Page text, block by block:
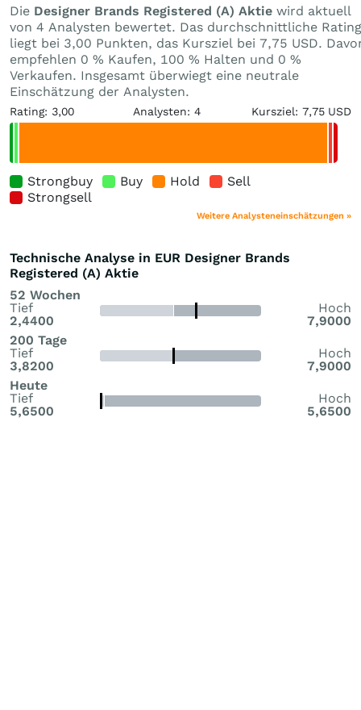
Die Designer Brands Registered (A) Aktie wird aktuell
von 4 Analysten bewertet. Das durchschnittliche Rating
liegt bei 3,00 Punkten, das Kursziel bei 7,75 USD.
empfehlen 0 % Kaufen, 100 % Halten und 0 %
Verkaufen. Insgesamt überwiegt eine neutrale
Einschätzung der Analysten.
Rating: 3,00 Analysten: 4 Kursziel: 7,75 USD
Strongbuy Buy Hold
Sell
Strongsell
Weitere Analysteneinschätzungen »
Technische Analyse in EUR Designer Brands
Registered (A) Aktie
52 Wochen
Tief
2,4400
Hoch
7,9000
200 Tage
Tief
3,8200
Hoch
7,9000
Heute
Tief
5,6500
Hoch
5,6500